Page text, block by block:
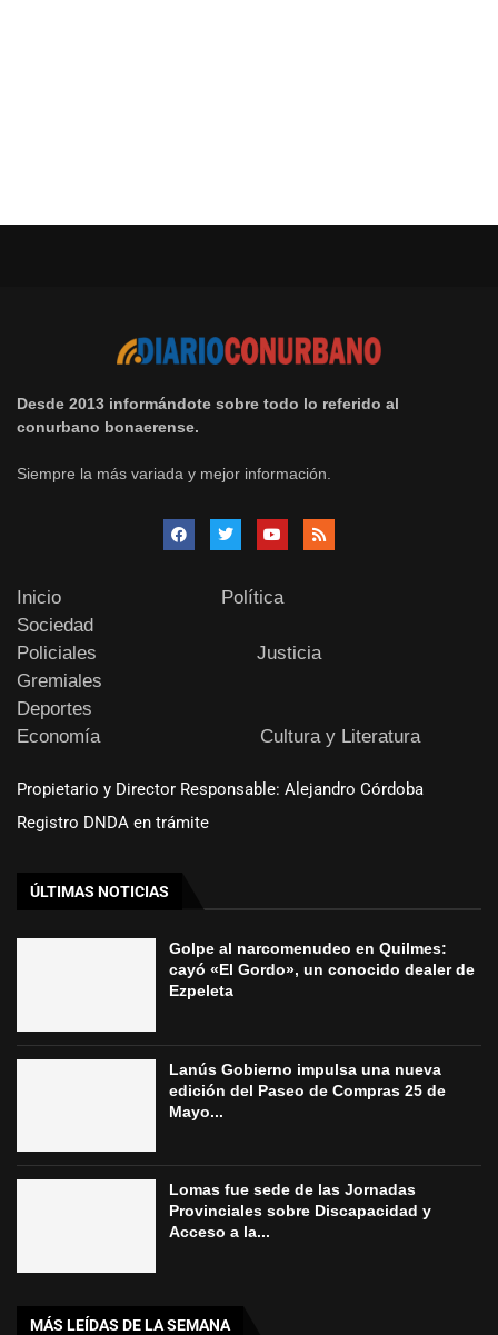
Desde 2013 informándote sobre todo lo referido al
conurbano bonaerense.
Siempre la más variada y mejor información.
Inicio
Política
Sociedad
Policiales
Justicia
Gremiales
Deportes
Economía
Cultura y Literatura
Propietario y Director Responsable: Alejandro Córdoba
Registro DNDA en trámite
ÚLTIMAS NOTICIAS
Golpe al narcomenudeo en Quilmes:
cayó «El Gordo», un conocido dealer de
Ezpeleta
Lanús Gobierno impulsa una nueva
edición del Paseo de Compras 25 de
Mayo...
Lomas fue sede de las Jornadas
Provinciales sobre Discapacidad y
Acceso a la...
MÁS LEÍDAS DE LA SEMANA